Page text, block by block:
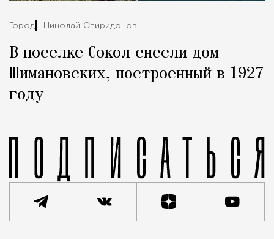
Город Николай Спиридонов
В поселке Сокол снесли дом
Шимановских, построенный в 1927
году